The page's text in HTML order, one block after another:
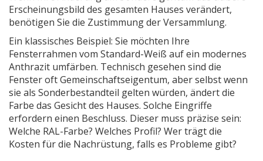
Erscheinungsbild des gesamten Hauses verändert,
benötigen Sie die Zustimmung der Versammlung.
Ein klassisches Beispiel: Sie möchten Ihre
Fensterrahmen vom Standard-Weiß auf ein modernes
Anthrazit umfärben. Technisch gesehen sind die
Fenster oft Gemeinschaftseigentum, aber selbst wenn
sie als Sonderbestandteil gelten würden, ändert die
Farbe das Gesicht des Hauses. Solche Eingriffe
erfordern einen Beschluss. Dieser muss präzise sein:
Welche RAL-Farbe? Welches Profil? Wer trägt die
Kosten für die Nachrüstung, falls es Probleme gibt?